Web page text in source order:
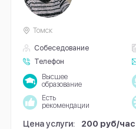
Собеседование
Телефон
Томск
Высшее
образование
Есть
рекомендации
Цена услуги: 200 руб/час